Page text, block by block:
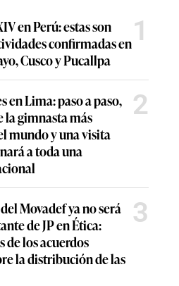
en Perú: estas son
confirmadas en
Cusco y Pucallpa
1
en Lima: paso a paso,
la gimnasta más
mundo y una visita
a toda una
2
Movadef ya no será
de JP en Ética:
de los acuerdos
la distribución de las
3